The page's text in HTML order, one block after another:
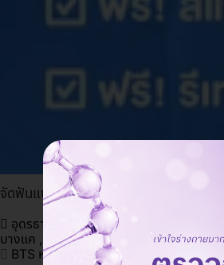
จัดฟันแบบใส Invisalign Essential ฟันบน
อุดรธานี , วังทองหลาง , จตุจักร , สาทร
บางแค , มีนบุรี , อุบลราชธานี
BTS หมอชิต , MRT ห้วยขวาง , MRT บ